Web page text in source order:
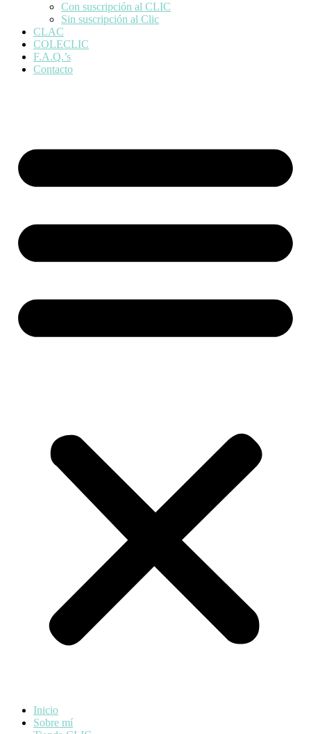
Con suscripción al CLIC
Sin suscripción al Clic
CLAC
COLECLIC
F.A.Q.’s
Contacto
Inicio
Sobre mí